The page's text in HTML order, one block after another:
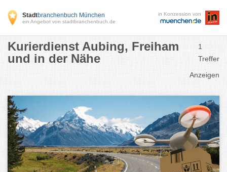
Stadtbranchenbuch München
ein Angebot von stadtbranchenbuch.de
in Konzession von
Kurierdienst Aubing, Freiham
und in der Nähe
1
Treffer
Anzeigen